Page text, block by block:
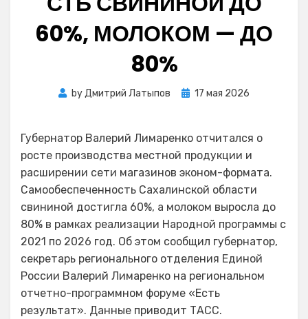
60%, МОЛОКОМ — ДО
80%
byДмитрий Латыпов
Posted
17 мая 2026
Губернатор Валерий Лимаренко отчитался о
росте производства местной продукции и
расширении сети магазинов эконом-формата.
Самообеспеченность Сахалинской области
свининой достигла 60%, а молоком выросла до
80% в рамках реализации Народной программы с
2021 по 2026 год. Об этом сообщил губернатор,
секретарь регионального отделения Единой
России Валерий Лимаренко на региональном
отчетно-программном форуме «Есть
результат». Данные приводит ТАСС.